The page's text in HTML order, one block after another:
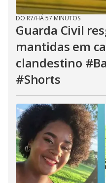
DO R7/HÁ 57 MINUTOS
Guarda Civil
mantidas em
clandestino
#Shorts